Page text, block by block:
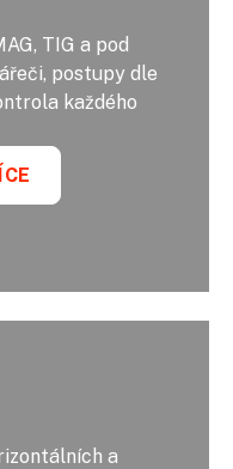
TIG a pod
postupy dle
každého
a